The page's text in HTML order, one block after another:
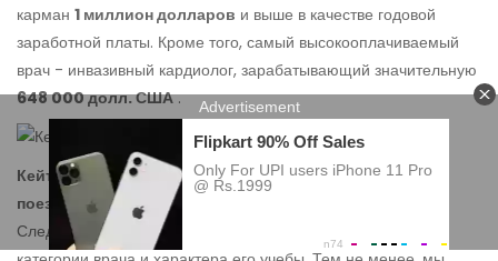
карман 1 миллион долларов и выше в качестве годовой
заработной платы. Кроме того, самый высокооплачиваемый
врач - инвазивный кардиолог, зарабатывающий значительную
648 000 долл. США.
Кейтлин Фронапфель и Дрю Макинтайр совершают
поездку на вертолете
Следовательно, заработная плата полностью зависит от